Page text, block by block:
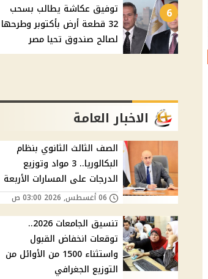
6
توفيق عكاشة يطالب بسحب
32 قطعة أرض بأكتوبر وطرحها
لصالح صندوق تحيا مصر
الاخبار العامة
الصف الثالث الثانوي بنظام
البكالوريا.. 3 مواد وتوزيع
الدرجات على المسارات الأربعة
06 أغسطس, 2026 03:00 ص
تنسيق الجامعات 2026..
توقعات انخفاض القبول
واستثناء 1500 من الأوائل من
التوزيع الجغرافي